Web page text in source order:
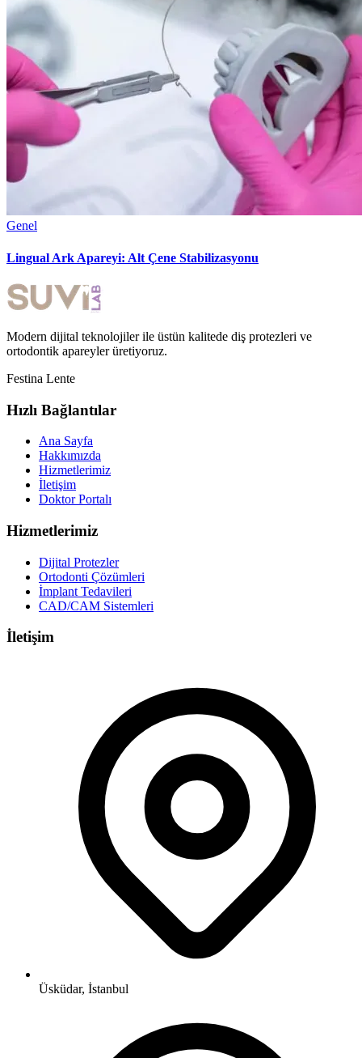
Genel
Lingual Ark Apareyi: Alt Çene Stabilizasyonu
Modern dijital teknolojiler ile üstün kalitede diş protezleri ve
ortodontik apareyler üretiyoruz.
Festina Lente
Hızlı Bağlantılar
Ana Sayfa
Hakkımızda
Hizmetlerimiz
İletişim
Doktor Portalı
Hizmetlerimiz
Dijital Protezler
Ortodonti Çözümleri
İmplant Tedavileri
CAD/CAM Sistemleri
İletişim
Üsküdar, İstanbul